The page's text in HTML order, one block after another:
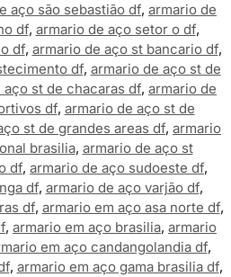
aço são sebastião df, armario de
df, armario de aço setor o df,
df, armario de aço st bancario df,
df, armario de aço st de
aço st de chacaras df, armario de
df, armario de aço st de
st de grandes areas df, armario
brasilia, armario de aço st
df, armario de aço sudoeste df,
df, armario de aço varjão df,
df, armario em aço asa norte df,
, armario em aço brasilia, armario
em aço candangolandia df,
, armario em aço gama brasilia df,